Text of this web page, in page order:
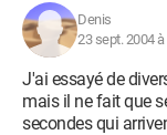
Denis
23 sept. 2004 à
J'ai essayé de
mais il ne fait que
secondes qui